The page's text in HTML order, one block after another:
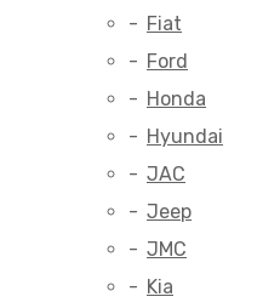
Fiat
Ford
Honda
Hyundai
JAC
Jeep
JMC
Kia